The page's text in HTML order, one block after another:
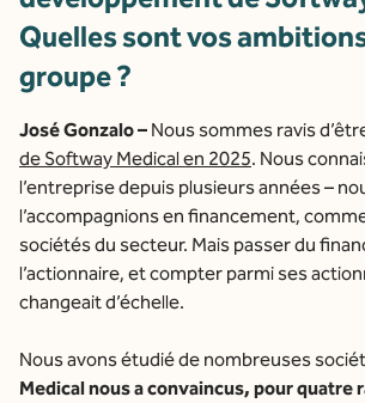
Quelles sont vos
groupe ?
José Gonzalo – Nous sommes ravis
de Softway Medical en 2025. Nous
l’entreprise depuis plusieurs années –
l’accompagnions en financement,
sociétés du secteur. Mais passer du
l’actionnaire, et compter parmi ses
changeait d’échelle.
Nous avons étudié de nombreuses
Medical nous a convaincus, pour quatre